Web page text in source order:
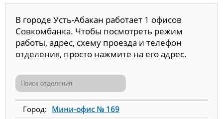
В городе Усть-Абакан работает 1 офисов
Совкомбанка. Чтобы посмотреть режим
работы, адрес, схему проезда и телефон
отделения, просто нажмите на его адрес.
Мини-офис № 169